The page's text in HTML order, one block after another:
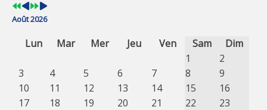
Août 2026
Lun Mar Mer Jeu Ven Sam
Dim
1
2
3
4 5 6 7 8
9
10
11 12 13 14 15
16
17
18 19 20 21 22
23